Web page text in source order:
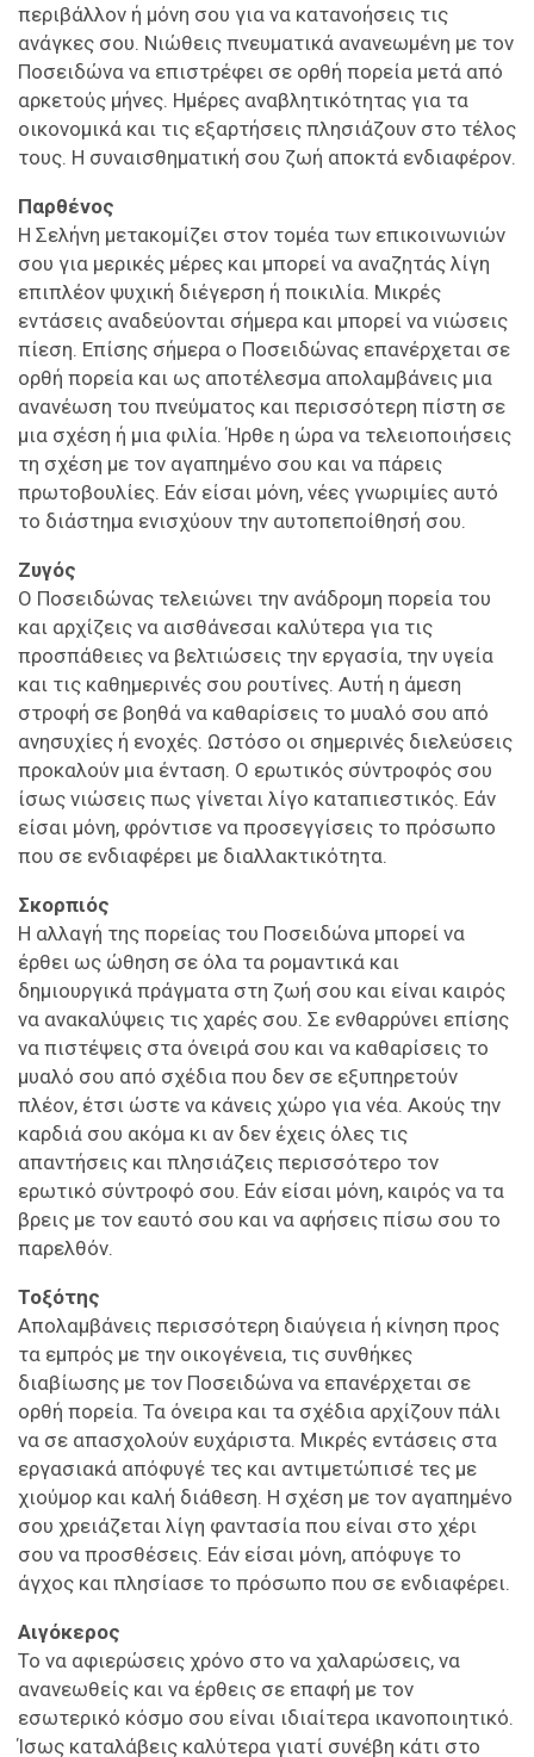
περιβάλλον ή μόνη σου για να κατανοήσεις τις
ανάγκες σου. Νιώθεις πνευματικά ανανεωμένη με τον
Ποσειδώνα να επιστρέφει σε ορθή πορεία μετά από
αρκετούς μήνες. Ημέρες αναβλητικότητας για τα
οικονομικά και τις εξαρτήσεις πλησιάζουν στο τέλος
τους. Η συναισθηματική σου ζωή αποκτά ενδιαφέρον.
Παρθένος
Η Σελήνη μετακομίζει στον τομέα των επικοινωνιών
σου για μερικές μέρες και μπορεί να αναζητάς λίγη
επιπλέον ψυχική διέγερση ή ποικιλία. Μικρές
εντάσεις αναδεύονται σήμερα και μπορεί να νιώσεις
πίεση. Επίσης σήμερα ο Ποσειδώνας επανέρχεται σε
ορθή πορεία και ως αποτέλεσμα απολαμβάνεις μια
ανανέωση του πνεύματος και περισσότερη πίστη σε
μια σχέση ή μια φιλία. Ήρθε η ώρα να τελειοποιήσεις
τη σχέση με τον αγαπημένο σου και να πάρεις
πρωτοβουλίες. Εάν είσαι μόνη, νέες γνωριμίες αυτό
το διάστημα ενισχύουν την αυτοπεποίθησή σου.
Ζυγός
Ο Ποσειδώνας τελειώνει την ανάδρομη πορεία του
και αρχίζεις να αισθάνεσαι καλύτερα για τις
προσπάθειες να βελτιώσεις την εργασία, την υγεία
και τις καθημερινές σου ρουτίνες. Αυτή η άμεση
στροφή σε βοηθά να καθαρίσεις το μυαλό σου από
ανησυχίες ή ενοχές. Ωστόσο οι σημερινές διελεύσεις
προκαλούν μια ένταση. Ο ερωτικός σύντροφός σου
ίσως νιώσεις πως γίνεται λίγο καταπιεστικός. Εάν
είσαι μόνη, φρόντισε να προσεγγίσεις το πρόσωπο
που σε ενδιαφέρει με διαλλακτικότητα.
Σκορπιός
Η αλλαγή της πορείας του Ποσειδώνα μπορεί να
έρθει ως ώθηση σε όλα τα ρομαντικά και
δημιουργικά πράγματα στη ζωή σου και είναι καιρός
να ανακαλύψεις τις χαρές σου. Σε ενθαρρύνει επίσης
να πιστέψεις στα όνειρά σου και να καθαρίσεις το
μυαλό σου από σχέδια που δεν σε εξυπηρετούν
πλέον, έτσι ώστε να κάνεις χώρο για νέα. Ακούς την
καρδιά σου ακόμα κι αν δεν έχεις όλες τις
απαντήσεις και πλησιάζεις περισσότερο τον
ερωτικό σύντροφό σου. Εάν είσαι μόνη, καιρός να τα
βρεις με τον εαυτό σου και να αφήσεις πίσω σου το
παρελθόν.
Τοξότης
Απολαμβάνεις περισσότερη διαύγεια ή κίνηση προς
τα εμπρός με την οικογένεια, τις συνθήκες
διαβίωσης με τον Ποσειδώνα να επανέρχεται σε
ορθή πορεία. Τα όνειρα και τα σχέδια αρχίζουν πάλι
να σε απασχολούν ευχάριστα. Μικρές εντάσεις στα
εργασιακά απόφυγέ τες και αντιμετώπισέ τες με
χιούμορ και καλή διάθεση. Η σχέση με τον αγαπημένο
σου χρειάζεται λίγη φαντασία που είναι στο χέρι
σου να προσθέσεις. Εάν είσαι μόνη, απόφυγε το
άγχος και πλησίασε το πρόσωπο που σε ενδιαφέρει.
Αιγόκερος
Το να αφιερώσεις χρόνο στο να χαλαρώσεις, να
ανανεωθείς και να έρθεις σε επαφή με τον
εσωτερικό κόσμο σου είναι ιδιαίτερα ικανοποιητικό.
Ίσως καταλάβεις καλύτερα γιατί συνέβη κάτι στο